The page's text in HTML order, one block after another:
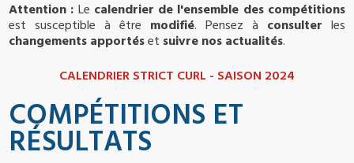
Attention : Le calendrier de l'ensemble des compétitions
est susceptible à être modifié. Pensez à consulter les
changements apportéset suivre nos actualités.
CALENDRIER STRICT CURL - SAISON 2024
COMPÉTITIONS ET
RÉSULTATS